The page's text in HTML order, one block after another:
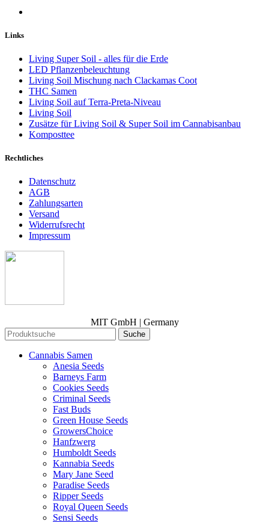
Links
Living Super Soil - alles für die Erde
LED Pflanzenbeleuchtung
Living Soil Mischung nach Clackamas Coot
THC Samen
Living Soil auf Terra-Preta-Niveau
Living Soil
Zusätze für Living Soil & Super Soil im Cannabisanbau
Komposttee
Rechtliches
Datenschutz
AGB
Zahlungsarten
Versand
Widerrufsrecht
Impressum
MIT GmbH | Germany
Suche
Cannabis Samen
Anesia Seeds
Barneys Farm
Cookies Seeds
Criminal Seeds
Fast Buds
Green House Seeds
GrowersChoice
Hanfzwerg
Humboldt Seeds
Kannabia Seeds
Mary Jane Seed
Paradise Seeds
Ripper Seeds
Royal Queen Seeds
Sensi Seeds